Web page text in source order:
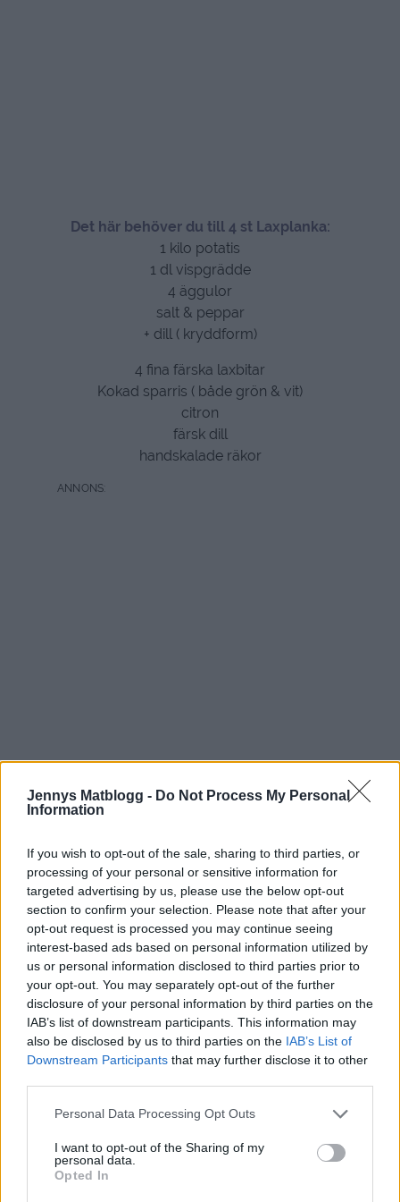
Jennys Matblogg - Do Not Process My Personal
Information
If you wish to opt-out of the sale, sharing to third parties, or
processing of your personal or sensitive information for
targeted advertising by us, please use the below opt-out
section to confirm your selection. Please note that after your
opt-out request is processed you may continue seeing
interest-based ads based on personal information utilized by
us or personal information disclosed to third parties prior to
your opt-out. You may separately opt-out of the further
disclosure of your personal information by third parties on the
IAB’s list of downstream participants. This information may
also be disclosed by us to third parties on the IAB’s List of
Downstream Participants that may further disclose it to other
Personal Data Processing Opt Outs
I want to opt-out of the Sharing of my
personal data.
Opted In
Det här behöver du till 4 st Laxplanka:
1 kilo potatis
1 dl vispgrädde
4 äggulor
salt & peppar
+ dill ( kryddform)
4 fina färska laxbitar
Kokad sparris ( både grön & vit)
citron
färsk dill
handskalade räkor
2 1/2 dl vispgrädde
2 dl creme fraiche
1/2 msk hummerfond
2 msk nypressad citronsaft
Gör din laxplanka så här:
Ställ ugnen på 200- 225 grader.
Koka potatisen mjuk, och gör mos av den med
potatiskross & blandar ner äggulor & grädde. Smaka av
med salt & peppar + dill. Lägg in plankorna i ugnen för
att bränna av dem, i cirka 5 minuter. Olja in plankorna
och lägg laxen där och skjuts in i ugnen, låt ligga i 15
minuter, eller tills laxen börjar bli klar & få vacker färg. Ta
klicka ut ”duschesspotisen” över plankorna. Jag brukar
låta moset svalna innan, för att lättare spritsa det sen.